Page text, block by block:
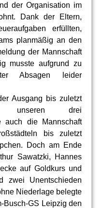
der Organisation im
Dank der Eltern,
erfüllten,
planmäßig an den
der Mannschaft
musste aufgrund zu
Absagen leider
Ausgang bis zuletzt
unseren drei
auch die Mannschaft
bis zuletzt
Doch am Ende
Sawatzki, Hannes
auf Goldkurs und
zwei Unentschieden
Niederlage belegte
Busch-GS Leipzig den